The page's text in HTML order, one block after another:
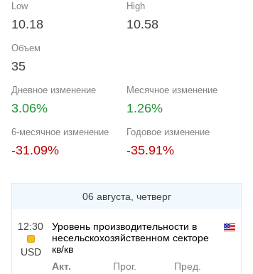
Low
10.18
High
10.58
Объем
35
Дневное изменение
3.06%
Месячное изменение
1.26%
6-месячное изменение
-31.09%
Годовое изменение
-35.91%
06 августа, четверг
12:30
USD
Уровень производительности в
несельскохозяйственном секторе
кв/кв
Акт.
Прог.
Пред.